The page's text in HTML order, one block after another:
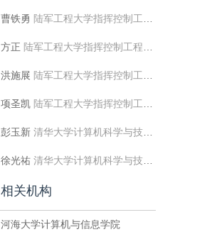
曹铁勇 陆军工程大学指挥控制工程学院
方正 陆军工程大学指挥控制工程学院
洪施展 陆军工程大学指挥控制工程学院
项圣凯 陆军工程大学指挥控制工程学院
彭玉新 清华大学计算机科学与技术系
徐光祐 清华大学计算机科学与技术系
相关机构
河海大学计算机与信息学院